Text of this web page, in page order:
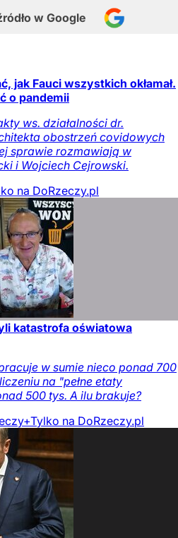
w Google
jak Fauci wszystkich okłamał.
o pandemii
ws. działalności dr.
obostrzeń covidowych
sprawie rozmawiają w
i Wojciech Cejrowski.
na DoRzeczy.pl
katastrofa oświatowa
w sumie nieco ponad 700
na "pełne etaty
500 tys. A ilu brakuje?
Tylko na DoRzeczy.pl